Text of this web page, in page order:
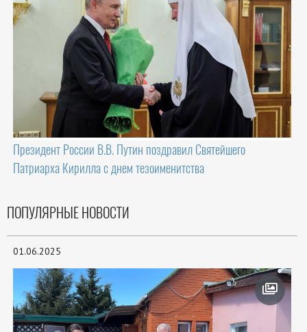
Президент России В.В. Путин поздравил Святейшего
Патриарха Кирилла с днем тезоименитства
ПОПУЛЯРНЫЕ НОВОСТИ
01.06.2025